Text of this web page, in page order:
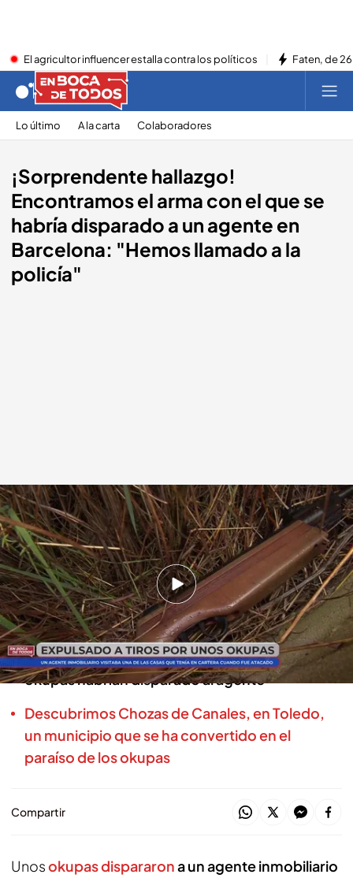
El agricultor influencer estalla contra los políticos Faten, de
Lo último A la carta Colaboradores
¡Sorprendente hallazgo!
Encontramos el arma con el que se
habría disparado a un agente en
Barcelona: "Hemos llamado a la
policía"
El presunto arma utilizada por los okupas .cuatro.com
En boca de todos
12 DIC 2024 - 14:40h.
Un agente inmobiliario es expulsado a tiros por
los okupas en Abrera, Barcelona
Encontramos la presunta arma con el que los
okupas habrían disparado al agente
Descubrimos Chozas de Canales, en Toledo,
un municipio que se ha convertido en el
paraíso de los okupas
Compartir
Unosokupas dispararona un agente inmobiliario